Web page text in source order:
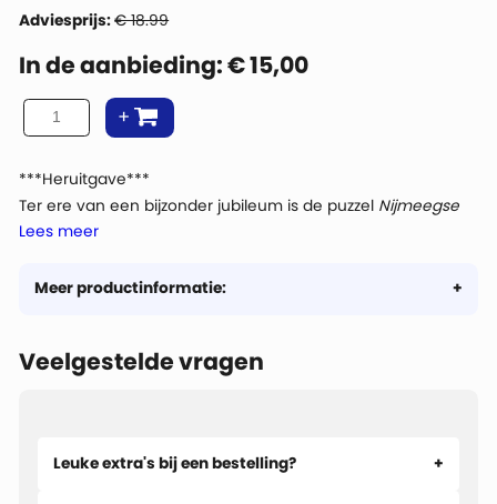
Meer productinformatie:
***Heruitgave***
Ter ere van een bijzonder jubileum is de puzzel Nijmeegse
Vierdaagse
4Daagse’ in 1000 stukjes. In 1925 wordt Nijmegen dé vaste
nergens was de gastvrijheid zo groot als in Nijmegen. De
Lees meer
Adviesprijs:€ 18.99
In de aanbieding:€15,00
Veelgestelde vragen
Leuke extra's bij een bestelling?